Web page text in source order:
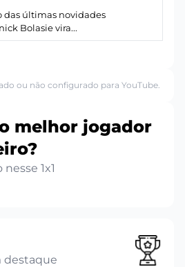
das últimas novidades
Bolasie vira...
ou não configurado para YouTube.
melhor jogador
1x1
destaque